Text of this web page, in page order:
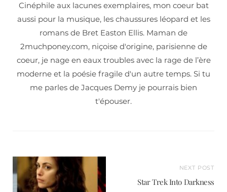
Cinéphile aux lacunes exemplaires, mon coeur bat
aussi pour la musique, les chaussures léopard et les
romans de Bret Easton Ellis. Maman de
2muchponey.com, niçoise d'origine, parisienne de
coeur, je nage en eaux troubles avec la rage de l’ère
moderne et la poésie fragile d'un autre temps. Si tu
me parles de Jacques Demy je pourrais bien
t'épouser.
NEXT POST
Star Trek Into Darkness